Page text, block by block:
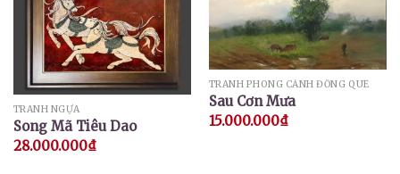
TRANH NGỰA
Song Mã Tiêu Dao
28.000.000₫
TRANH PHONG CẢNH ĐỒNG QUÊ
Sau Cơn Mưa
15.000.000₫